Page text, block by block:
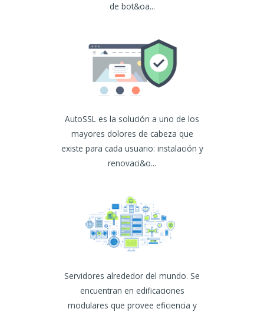
de bot&oa...
AutoSSL es la solución a uno de los
mayores dolores de cabeza que
existe para cada usuario: instalación y
renovaci&o...
Servidores alrededor del mundo. Se
encuentran en edificaciones
modulares que provee eficiencia y